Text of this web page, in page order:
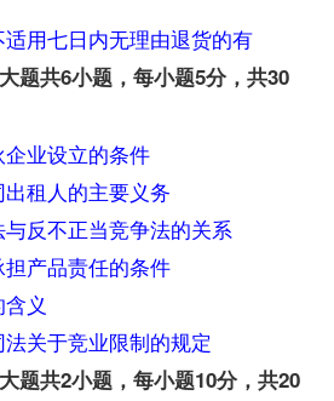
用七日内无理由退货的有
题共6小题，每小题5分，共30
业设立的条件
租人的主要义务
反不正当竞争法的关系
产品责任的条件
义
关于竞业限制的规定
题共2小题，每小题10分，共20